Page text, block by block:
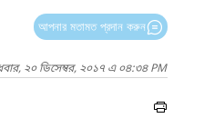
আপনার মতামত প্রদান করুন
২০ ডিসেম্বর, ২০১৭ এ ০৪:৩৪ PM